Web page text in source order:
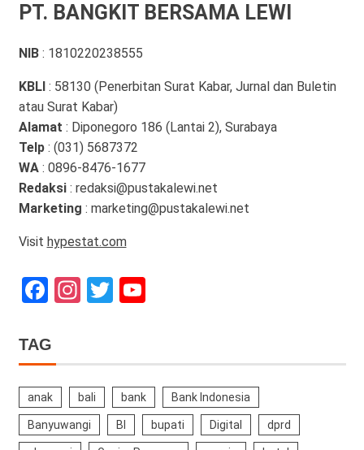
PT. BANGKIT BERSAMA LEWI
NIB : 1810220238555
KBLI : 58130 (Penerbitan Surat Kabar, Jurnal dan Buletin
atau Surat Kabar)
Alamat : Diponegoro 186 (Lantai 2), Surabaya
Telp: (031) 5687372
WA: 0896-8476-1677
Redaksi: redaksi@pustakalewi.net
Marketing : marketing@pustakalewi.net
Visit hypestat.com
Facebook
Instagram
TwitterYouTube
TAG
anak bali bank Bank Indonesia
Banyuwangi BI bupati Digital dprd